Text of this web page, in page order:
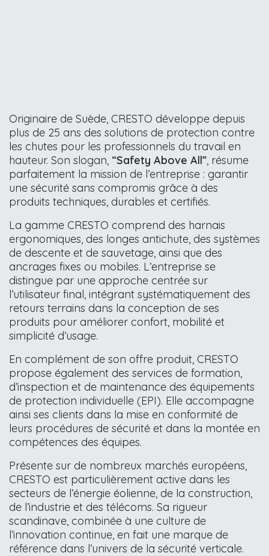
Originaire de Suède, CRESTO développe depuis
plus de 25 ans des solutions de protection contre
les chutes pour les professionnels du travail en
hauteur. Son slogan, “Safety Above All”, résume
parfaitement la mission de l’entreprise : garantir
une sécurité sans compromis grâce à des
produits techniques, durables et certifiés.
La gamme CRESTO comprend des harnais
ergonomiques, des longes antichute, des systèmes
de descente et de sauvetage, ainsi que des
ancrages fixes ou mobiles. L’entreprise se
distingue par une approche centrée sur
l’utilisateur final, intégrant systématiquement des
retours terrains dans la conception de ses
produits pour améliorer confort, mobilité et
simplicité d’usage.
En complément de son offre produit, CRESTO
propose également des services de formation,
d’inspection et de maintenance des équipements
de protection individuelle (EPI). Elle accompagne
ainsi ses clients dans la mise en conformité de
leurs procédures de sécurité et dans la montée en
compétences des équipes.
Présente sur de nombreux marchés européens,
CRESTO est particulièrement active dans les
secteurs de l’énergie éolienne, de la construction,
de l’industrie et des télécoms. Sa rigueur
scandinave, combinée à une culture de
l’innovation continue, en fait une marque de
référence dans l’univers de la sécurité verticale.